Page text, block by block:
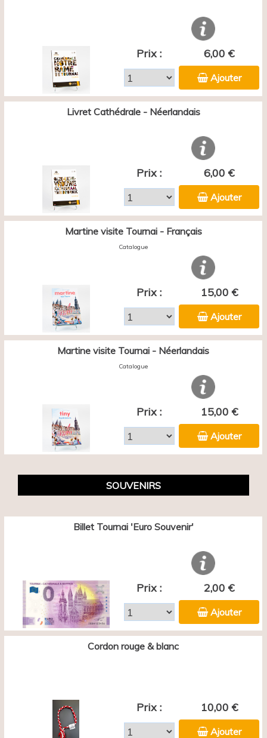
Prix : 6,00 €
Ajouter
Livret Cathédrale - Néerlandais
Prix : 6,00 €
Ajouter
Martine visite Tournai - Français
Catalogue
Prix : 15,00 €
Ajouter
Martine visite Tournai - Néerlandais
Catalogue
Prix : 15,00 €
Ajouter
SOUVENIRS
Billet Tournai 'Euro Souvenir'
Prix : 2,00 €
Ajouter
Cordon rouge & blanc
Prix : 10,00 €
Ajouter